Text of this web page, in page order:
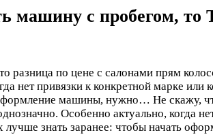
машину с пробегом, то
разница по цене с салонами прям
нет привязки к конкретной марке
машины, нужно… Не скажу,
Особенно актуально, когда
знать заранее: чтобы начать